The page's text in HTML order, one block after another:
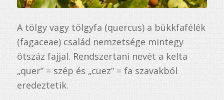
A tölgy vagy tölgyfa (quercus) a bükkfafélék
(fagaceae) család nemzetsége mintegy
ötszáz fajjal. Rendszertani nevét a kelta
„quer” = szép és „cuez” = fa szavakból
eredeztetik.